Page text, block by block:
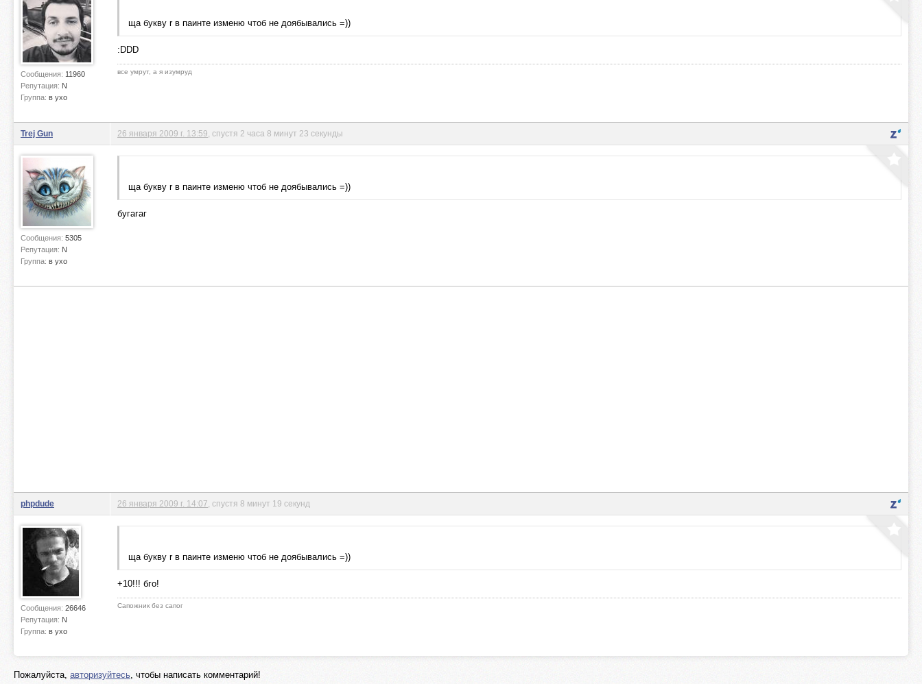
Сообщения: 11960
Репутация: N
Группа: в ухо
ща букву r в паинте изменю чтоб не доябывались =))
:DDD
все умрут, а я изумруд
Trej Gun
Сообщения: 5305
Репутация: N
Группа: в ухо
26 января 2009 г. 13:59 , спустя 2 часа 8 минут 23 секунды
ща букву r в паинте изменю чтоб не доябывались =))
бугагаг
phpdude
Сообщения: 26646
Репутация: N
Группа: в ухо
26 января 2009 г. 14:07 , спустя 8 минут 19 секунд
ща букву r в паинте изменю чтоб не доябывались =))
+10!!! бго!
Сапожник без сапог
Пожалуйста, авторизуйтесь, чтобы написать комментарий!